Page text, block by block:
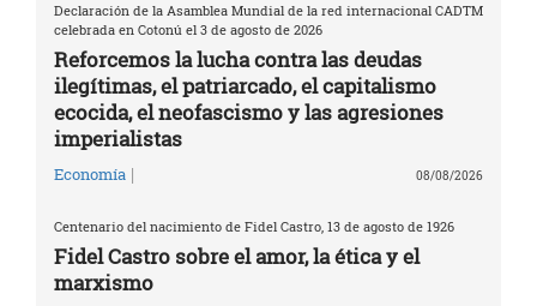
Declaración de la Asamblea Mundial de la red internacional CADTM
celebrada en Cotonú el 3 de agosto de 2026
Reforcemos la lucha contra las deudas
ilegítimas, el patriarcado, el capitalismo
ecocida, el neofascismo y las agresiones
imperialistas
Economía | 08/08/2026
Centenario del nacimiento de Fidel Castro, 13 de agosto de 1926
Fidel Castro sobre el amor, la ética y el
marxismo